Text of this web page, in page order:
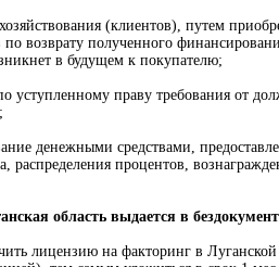
(клиентов), путем
по возврату полученного
в будущем к покупателю;
уступленному праву требования от
денежными средствами,
распределения процентов,
область выдается в
лицензию на факторинг в